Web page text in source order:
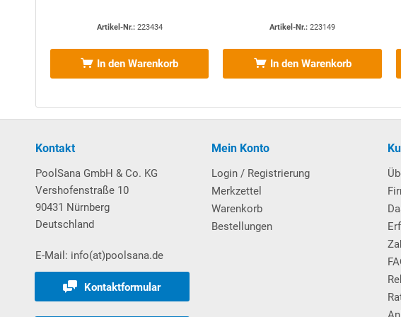
permanent mit Wasser versorgt ist und nicht trocken läuft, ist im
auf der Beckenseite des Skimmers mit einem Abstand von ca. 1 m
2 x Mauerdurchführung mit Gewindeanschluss für Multiflow-
erwerben Sie eine optisch
Artikel-Nr.: 223434
In den Warenkorb
Artikel-Nr.:223149
In den Warenkorb
Kontakt
PoolSana GmbH & Co. KG
Vershofenstraße 10
90431 Nürnberg
Deutschland
E-Mail: info(at)poolsana.de
Kontaktformular
Mein Konto
Login / Registrierung
Merkzettel
Warenkorb
Bestellungen